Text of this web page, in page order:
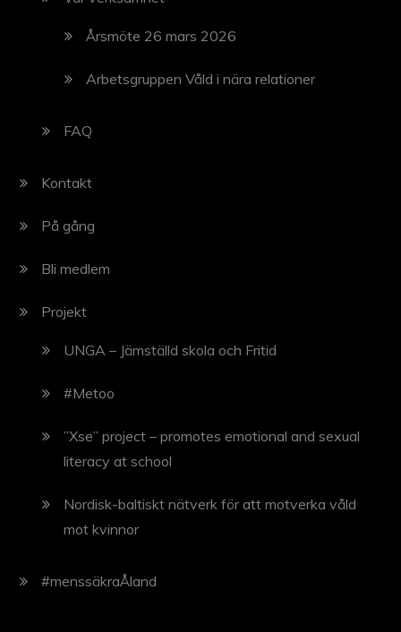
Årsmöte 26 mars 2026
Arbetsgruppen Våld i nära relationer
FAQ
Kontakt
På gång
Bli medlem
Projekt
UNGA – Jämställd skola och Fritid
#Metoo
”Xse” project – promotes emotional and sexual
literacy at school
Nordisk-baltiskt nätverk för att motverka våld
mot kvinnor
#menssäkraÅland